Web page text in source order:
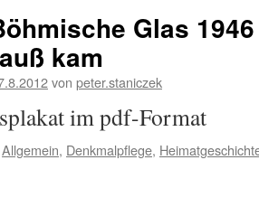
Glas
kam
von peter.staniczek
im pdf-Format
Allgemein, Denkmalpflege,